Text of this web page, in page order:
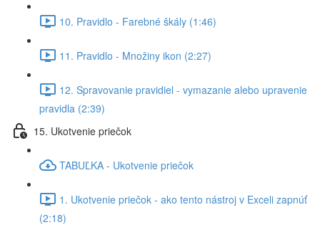
10. Pravidlo - Farebné škály (1:46)
11. Pravidlo - Množiny ikon (2:27)
12. Spravovanie pravidiel - vymazanie alebo upravenie
pravidla (2:39)
15. Ukotvenie priečok
TABUĽKA - Ukotvenie priečok
1. Ukotvenie priečok - ako tento nástroj v Exceli zapnúť
(2:18)